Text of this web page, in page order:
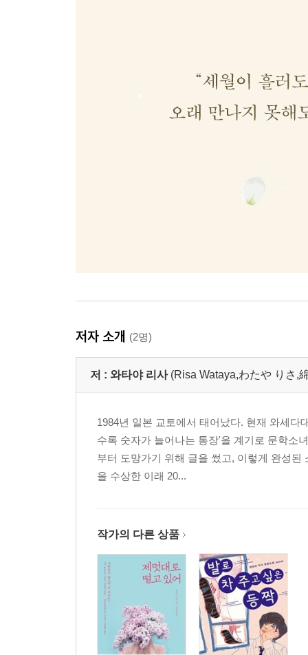
저자 소개 (2명)
저 : 와타야 리사 (Risa Wataya,わたや りさ,
1984년 일본 교토에서 태어났다. 현재 와세
수록 숫자가 늘어나는 통장'을 계기로 문학소
부터 도망가기 위해 글을 썼고, 이렇게 완성
을 수상한 이래 20...
작가의 다른 상품